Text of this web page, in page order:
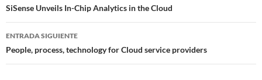
de
entradas
SiSense Unveils In-Chip Analytics in the Cloud
ENTRADA SIGUIENTE
People, process, technology for Cloud service providers